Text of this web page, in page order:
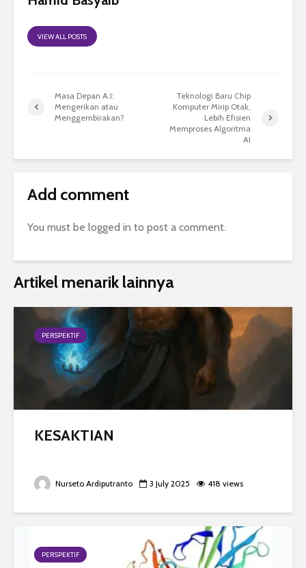
VIEW ALL POSTS
Masa Depan A.I:
Mengerikan atau
Menggembirakan?
Teknologi Baru Chip
Komputer Mirip Otak,
Lebih Efisien
Memproses Algoritma
AI
Add comment
You must be logged in to post a comment.
Artikel menarik lainnya
PERSPEKTIF
KESAKTIAN
Nurseto Ardiputranto 3 July 2025 418 views
PERSPEKTIF